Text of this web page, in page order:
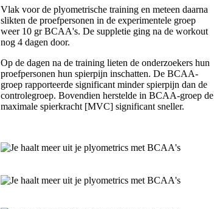
Vlak voor de plyometrische training en meteen daarna
slikten de proefpersonen in de experimentele groep
weer 10 gr BCAA's. De suppletie ging na de workout
nog 4 dagen door.
Op de dagen na de training lieten de onderzoekers hun
proefpersonen hun spierpijn inschatten. De BCAA-
groep rapporteerde significant minder spierpijn dan de
controlegroep. Bovendien herstelde in BCAA-groep de
maximale spierkracht [MVC] significant sneller.